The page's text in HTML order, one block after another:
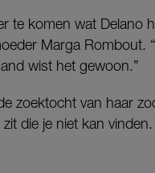
te komen wat Delano
Marga Rombout.
wist het gewoon.”
zoektocht van haar
die je niet kan